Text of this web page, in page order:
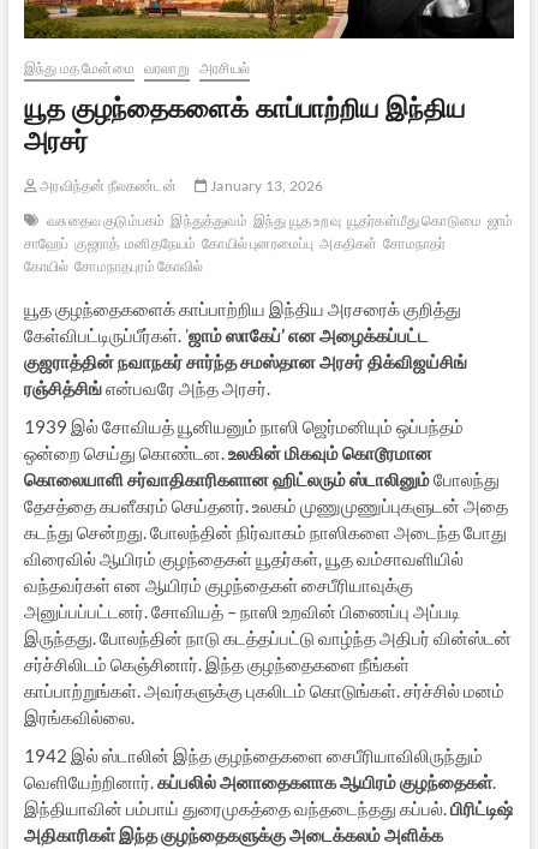
இந்து மத மேன்மை வரலாறு அரசியல்
யூத குழந்தைகளைக் காப்பாற்றிய இந்திய
அரசர்
அரவிந்தன் நீலகண்டன்
January 13, 2026
வசுதைவ குடும்பகம் இந்துத்துவம் இந்து யூத உறவு யூதர்கள்மீது கொடுமை ஜாம்
சாஹேப் குஜராத் மனிதநேயம் கோயில் புனரமைப்பு அகதிகள் சோமநாதர்
கோயில் சோமநாதபுரம் கோவில்
யூத குழந்தைகளைக் காப்பாற்றிய இந்திய அரசரைக் குறித்து
கேள்விபட்டிருப்பீர்கள். ’ஜாம் ஸாகேப்’ என அழைக்கப்பட்ட
குஜராத்தின் நவாநகர் சார்ந்த சமஸ்தான அரசர் திக்விஜய்சிங்
ரஞ்சித்சிங்என்பவரே அந்த அரசர்.
1939 இல் சோவியத் யூனியனும் நாஸி ஜெர்மனியும் ஒப்பந்தம்
ஒன்றை செய்து கொண்டன.உலகின் மிகவும் கொடூரமான
கொலையாளி சர்வாதிகாரிகளான ஹிட்லரும் ஸ்டாலினும்போலந்து
தேசத்தை கபளீகரம் செய்தனர். உலகம் முணுமுணுப்புகளுடன் அதை
கடந்து சென்றது. போலந்தின் நிர்வாகம் நாஸிகளை அடைந்த போது
விரைவில் ஆயிரம் குழந்தைகள் யூதர்கள், யூத வம்சாவளியில்
வந்தவர்கள் என ஆயிரம் குழந்தைகள் சைபீரியாவுக்கு
அனுப்பப்பட்டனர். சோவியத் – நாஸி உறவின் பிணைப்பு அப்படி
இருந்தது. போலந்தின் நாடு கடத்தப்பட்டு வாழ்ந்த அதிபர் வின்ஸ்டன்
சர்ச்சிலிடம் கெஞ்சினார். இந்த குழந்தைகளை நீங்கள்
காப்பாற்றுங்கள். அவர்களுக்கு புகலிடம் கொடுங்கள். சர்ச்சில் மனம்
இரங்கவில்லை.
1942 இல் ஸ்டாலின் இந்த குழந்தைகளை சைபீரியாவிலிருந்தும்
வெளியேற்றினார்.கப்பலில் அனாதைகளாக ஆயிரம் குழந்தைகள்.
இந்தியாவின் பம்பாய் துரைமுகத்தை வந்தடைந்தது கப்பல்.பிரிட்டிஷ்
அதிகாரிகள் இந்த குழந்தைகளுக்கு அடைக்கலம் அளிக்க